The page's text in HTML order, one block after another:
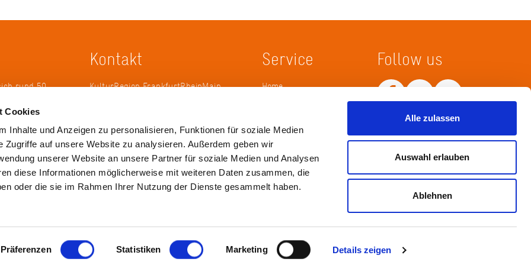
Cookies
Inhalte und Anzeigen zu personalisieren, Funktionen für soziale Medien
Zugriffe auf unsere Website zu analysieren. Außerdem geben wir
unserer Website an unsere Partner für soziale Medien und Analysen
diese Informationen möglicherweise mit weiteren Daten zusammen, die
oder die sie im Rahmen Ihrer Nutzung der Dienste gesammelt haben.
Präferenzen Statistiken Marketing Details zeigen
Alle zulassen
Auswahl erlauben
Ablehnen
rund 50
2005 die
zu
Kontakt
KulturRegion FrankfurtRheinMain
Tel.: +49 69 2577-1700
Fax: +49 69 2577-1750
E-Mail:info@krfrm.de
Service
Home
Follow us
Netiquette
Impressum Datenschutz / Haftungsausschluß